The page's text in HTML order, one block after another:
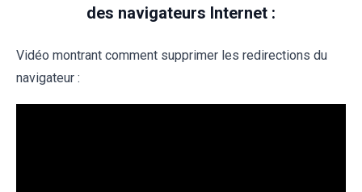
des navigateurs Internet :
Vidéo montrant comment supprimer les redirections du
navigateur :